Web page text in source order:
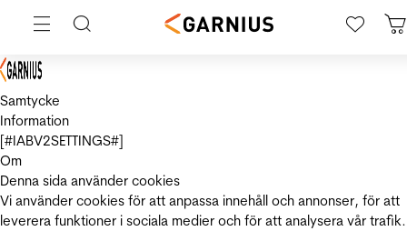
Samtycke
Information
[#IABV2SETTINGS#]
Om
Denna sida använder cookies
Vi använder cookies för att anpassa innehåll och annonser, för att
leverera funktioner i sociala medier och för att analysera vår